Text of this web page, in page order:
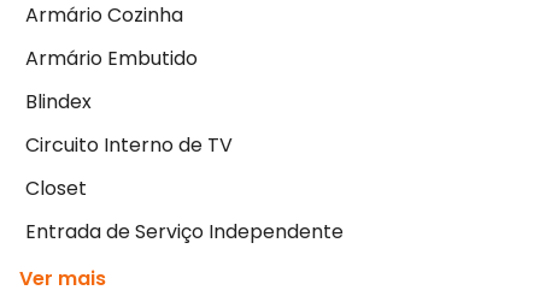
Armário Cozinha
Armário Embutido
Blindex
Circuito Interno de TV
Closet
Entrada de Serviço Independente
Ver mais